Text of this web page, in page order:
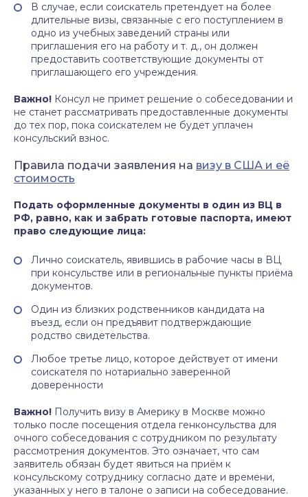
В случае, если соискатель претендует на более
длительные визы, связанные с его поступлением в
одно из учебных заведений страны или
приглашения его на работу и т. д., он должен
предоставить соответствующие документы от
приглашающего его учреждения.
Важно! Консул не примет решение о собеседовании и
не станет рассматривать предоставленные документы
до тех пор, пока соискателем не будет уплачен
консульский взнос.
Правила подачи заявления на визу в США и её
стоимость
Подать оформленные документы в один из ВЦ в
РФ, равно, как и забрать готовые паспорта, имеют
право следующие лица:
Лично соискатель, явившись в рабочие часы в ВЦ
при консульстве или в региональные пункты приёма
документов.
Один из близких родственников кандидата на
въезд, если он предъявит подтверждающие
родство свидетельства.
Любое третье лицо, которое действует от имени
соискателя по нотариально заверенной
доверенности
Важно! Получить визу в Америку в Москве можно
только после посещения отдела генконсульства для
очного собеседования с сотрудником по результату
рассмотрения документов. Это означает, что сам
заявитель обязан будет явиться на приём к
консульскому сотруднику согласно дате и времени,
указанных у него в талоне о записи на собеседование.